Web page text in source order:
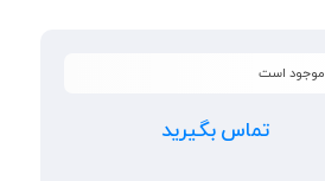
موجود است
تماس بگیرید